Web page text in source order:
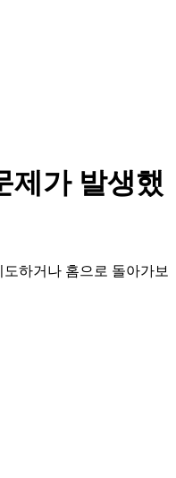
제가 발생했
도하거나 홈으로 돌아가보